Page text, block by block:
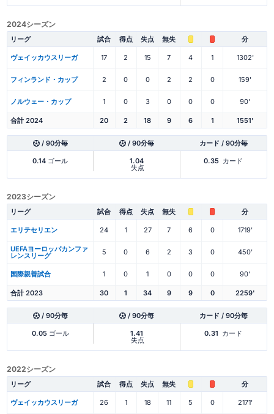
2024シーズン
リーグ 試合 得点 失点 無失 分
ヴェイッカウスリーガ 17 2 15 7 4 1 1302'
フィンランド・カップ 2 0 0 2 2 0 159'
ノルウェー・カップ 1 0 3 0 0 0 90'
合計 2024 20 2 18 9 6 1 1551'
/ 90分毎 / 90分毎 カード / 90分毎
0.14 ゴール 1.04
失点
0.35 カード
2023シーズン
リーグ 試合 得点 失点 無失 分
エリテセリエン 24 1 27 7 6 0 1719'
UEFAヨーロッパカンファ
レンスリーグ 5 0 6 2 3 0 450'
国際親善試合 1 0 1 0 0 0 90'
合計 2023 30 1 34 9 9 0 2259'
/ 90分毎 / 90分毎 カード / 90分毎
0.05ゴール 1.41
失点
0.31 カード
2022シーズン
リーグ 試合 得点 失点 無失 分
ヴェイッカウスリーガ 26 1 18 11 5 0 2171'